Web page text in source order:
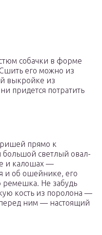
собачки в форме
его можно из
выкройке из
придется потратить
прямо к
светлый овал-
и калошах —
и об ошейнике, его
ремешка. Не забудь
кость из поролона —
ним — настоящий